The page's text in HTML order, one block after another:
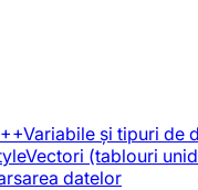
Variabile și tipuri de
Vectori (tablouri
datelor